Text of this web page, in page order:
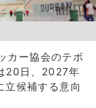
カー協会のテボ
20日、2027年
立候補する意向